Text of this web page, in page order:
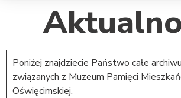
Poniżej znajdziecie Państwo całe
związanych z Muzeum Pamięci
Oświęcimskiej.